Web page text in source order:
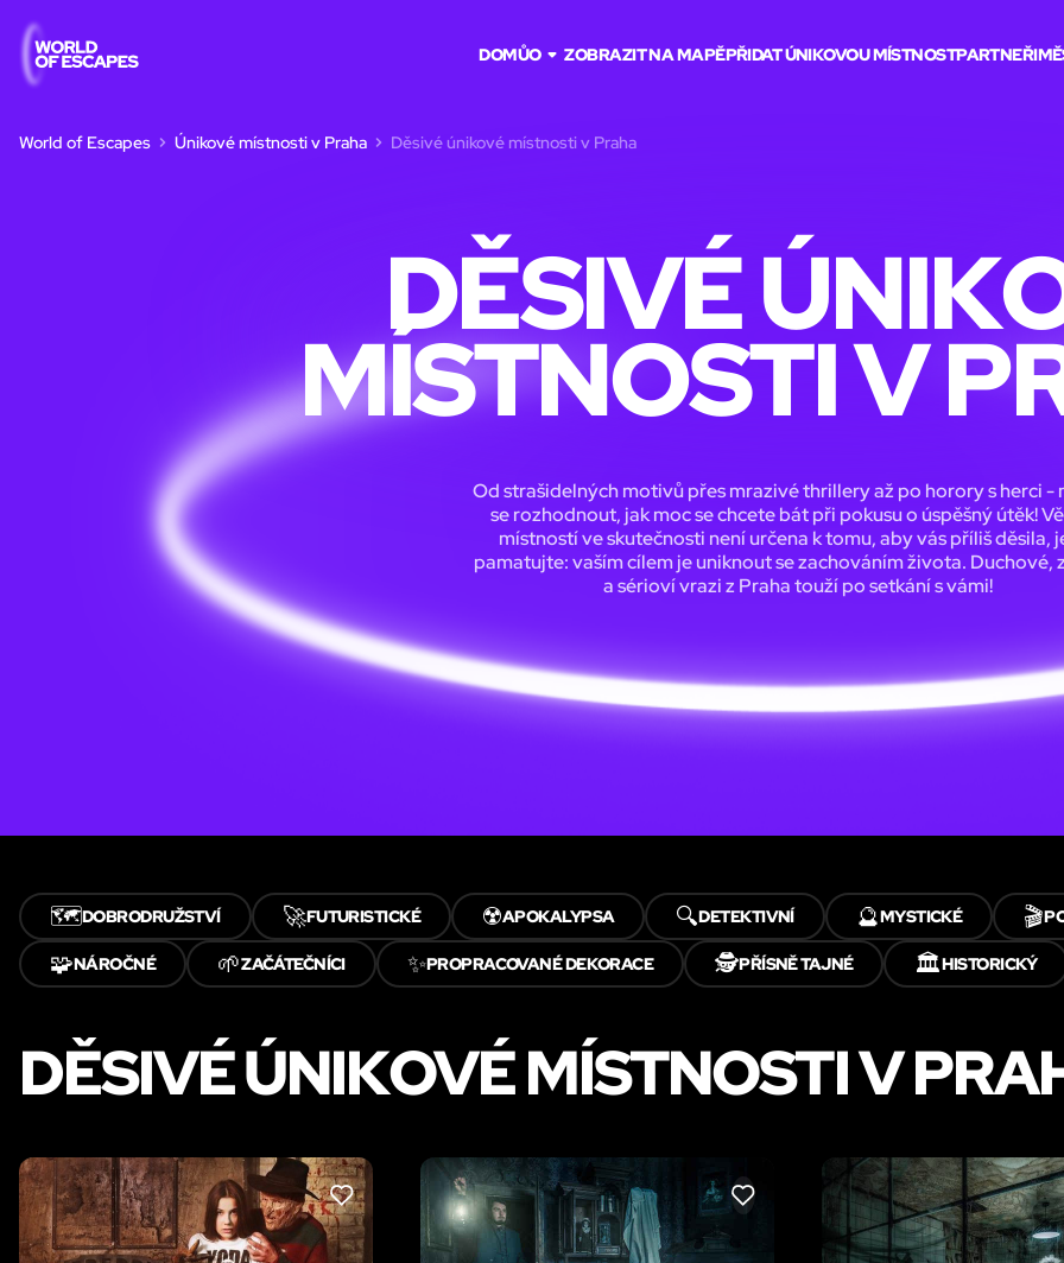
DOMŮO ZOBRAZIT NA MAPĚPŘIDAT ÚNIKOVOU MÍSTNOSTPARTNEŘI
World of Escapes Únikové místnosti v Praha Děsivé únikové místnosti v Praha
DĚSIVÉ
MÍSTNOSTI V
Od strašidelných motivů přes mrazivé thrillery až po horory s herci -
se rozhodnout, jak moc se chcete bát při pokusu o úspěšný útěk!
místností ve skutečnosti není určena k tomu, aby vás příliš děsila,
pamatujte: vaším cílem je uniknout se zachováním života. Duchové,
a sérioví vrazi z Praha touží po setkání s vámi!
🗺️DOBRODRUŽSTVÍ 🚀FUTURISTICKÉ ☢️APOKALYPSA 🔍DETEKTIVNÍ 🔮MYSTICKÉ 🎬
🧩NÁROČNÉ 🌱ZAČÁTEČNÍCI ✨PROPRACOVANÉ DEKORACE 🕵️PŘÍSNĚ TAJNÉ 🏛️HISTORICKÝ
DĚSIVÉ ÚNIKOVÉ MÍSTNOSTI V
LIKE LIKE